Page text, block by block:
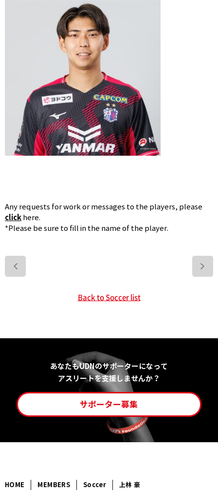
Any requests for work or messages to the players, please
click here.
*Please be sure to fill in the name of the player.
Back to Soccer list
あなたもUDNのサポーターになって
アスリートを支援しませんか？
サポーター募集
HOME MEMBERS Soccer 上林 豪